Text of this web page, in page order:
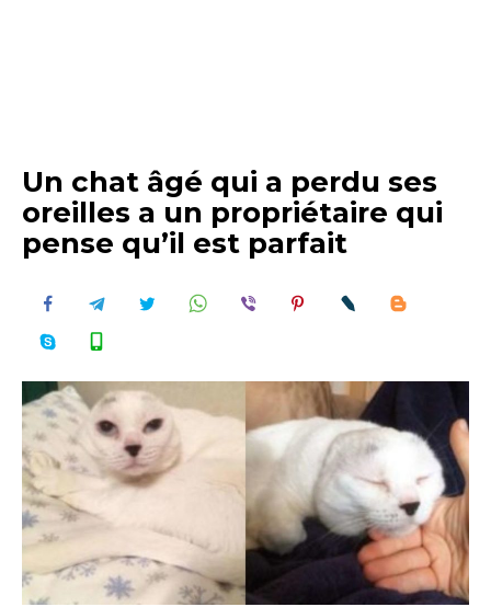
Un chat âgé qui a perdu ses
oreilles a un propriétaire qui
pense qu’il est parfait